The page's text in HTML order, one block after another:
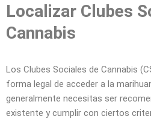
Localizar Clubes
Cannabis
Los Clubes Sociales de Cannabis
forma legal de acceder a la
generalmente necesitas ser
existente y cumplir con ciertos